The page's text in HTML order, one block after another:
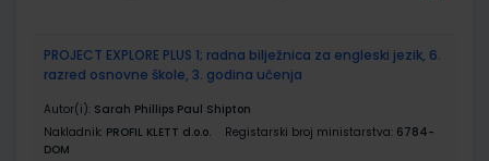
PROJECT EXPLORE PLUS 1; radna bilježnica za engleski jezik, 6.
razred osnovne škole, 3. godina učenja
Autor(i): Sarah Phillips Paul Shipton
Nakladnik: PROFIL KLETT d.o.o. Registarski broj ministarstva: 6784-
DOM